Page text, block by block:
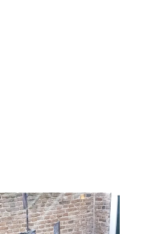
Voor
Cultuur op school